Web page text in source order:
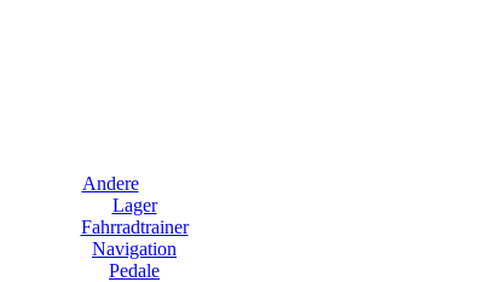
Andere
Lager
Fahrradtrainer
Navigation
Pedale